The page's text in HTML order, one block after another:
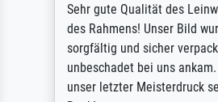
Sehr gute Qualität des
des Rahmens! Unser Bild
sorgfältig und sicher
unbeschadet bei uns
unser letzter Meisterdruck